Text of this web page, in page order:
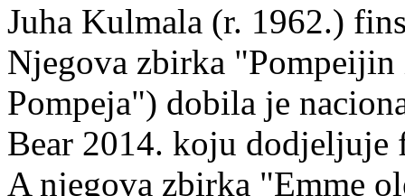
Juha Kulmala (r. 1962.)
Njegova zbirka
Pompeja") dobila je
Bear 2014. koju
A njegova zbirka "Emme